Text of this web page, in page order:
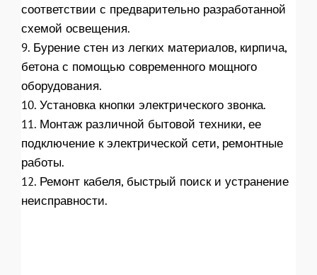
соответствии с предварительно разработанной
схемой освещения.
9. Бурение стен из легких материалов, кирпича,
бетона с помощью современного мощного
оборудования.
10. Установка кнопки электрического звонка.
11. Монтаж различной бытовой техники, ее
подключение к электрической сети, ремонтные
работы.
12. Ремонт кабеля, быстрый поиск и устранение
неисправности.